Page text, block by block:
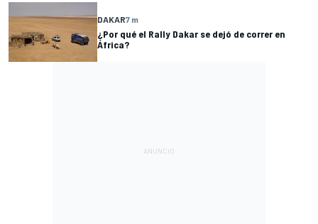
DAKAR7 m
¿Por qué el Rally Dakar se dejó de correr en
África?